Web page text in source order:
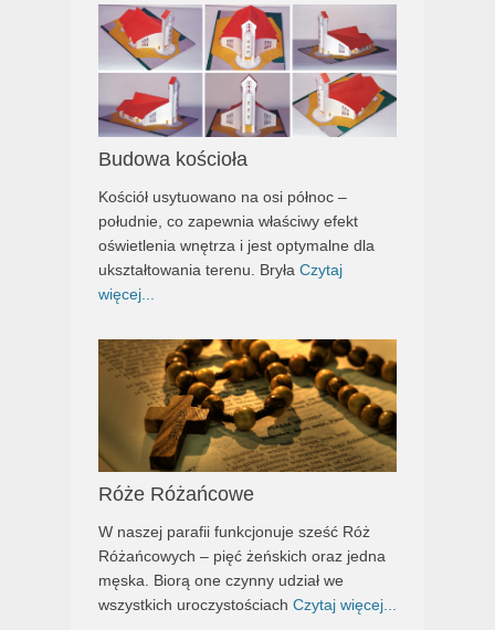
Budowa kościoła
Kościół usytuowano na osi północ –
południe, co zapewnia właściwy efekt
oświetlenia wnętrza i jest optymalne dla
ukształtowania terenu. Bryła Czytaj
więcej...
Róże Różańcowe
W naszej parafii funkcjonuje sześć Róż
Różańcowych – pięć żeńskich oraz jedna
męska. Biorą one czynny udział we
wszystkich uroczystościach Czytaj więcej...